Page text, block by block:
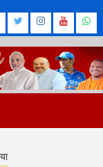
Twitter